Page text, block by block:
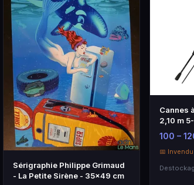
Sérigraphie Philippe Grimaud
- La Petite Sirène - 35x49 cm
Cannes
2,10 m
100 –
📅